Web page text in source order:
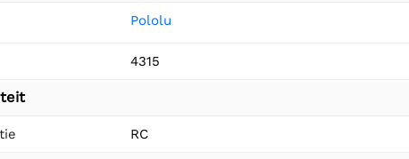
Pololu
4315
RC